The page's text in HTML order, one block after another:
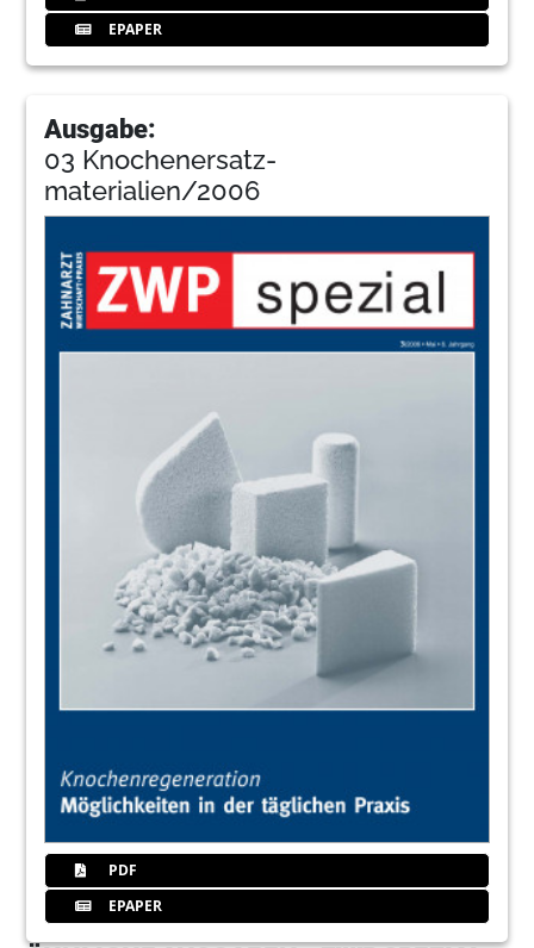
EPAPER
Ausgabe:
03 Knochenersatz-
materialien/2006
PDF
EPAPER